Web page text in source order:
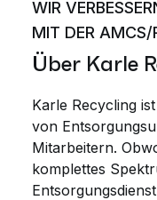
WIR
MIT DER AMCS/
Über Karle
Karle Recycling
von
Mitarbeitern.
komplettes